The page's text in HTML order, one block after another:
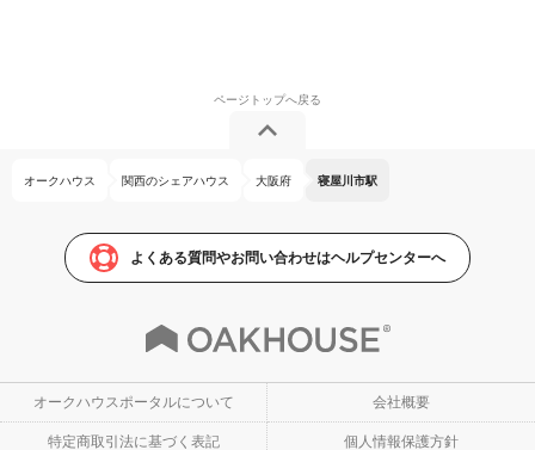
オークハウス 関西のシェアハウス 大阪府 寝屋川市駅
よくある質問やお問い合わせはヘルプセンターへ
オークハウスポータルについて 会社概要
特定商取引法に基づく表記 個人情報保護方針